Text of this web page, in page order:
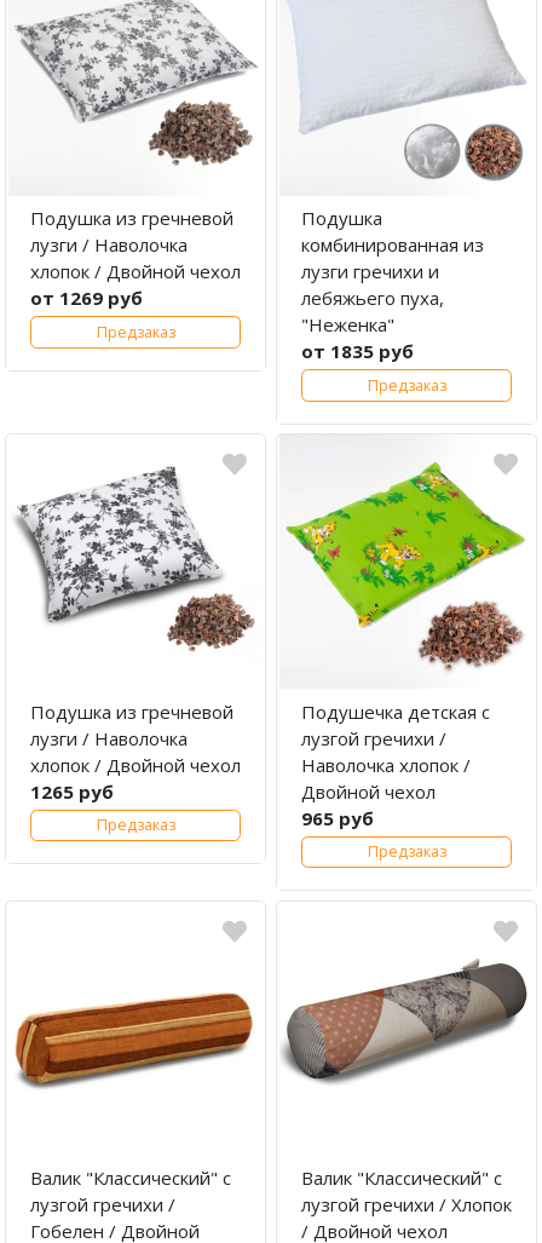
Подушка из гречневой
лузги / Наволочка
хлопок / Двойной чехол
от 1269 руб
Предзаказ
Подушка
комбинированная из
лузги гречихи и
лебяжьего пуха,
"Неженка"
от 1835 руб
Предзаказ
Подушка из гречневой
лузги / Наволочка
хлопок / Двойной чехол
1265 руб
Предзаказ
Подушечка детская с
лузгой гречихи /
Наволочка хлопок /
Двойной чехол
965 руб
Предзаказ
Валик "Классический" с
лузгой гречихи /
Гобелен / Двойной
Валик "Классический" с
лузгой гречихи / Хлопок
/ Двойной чехол